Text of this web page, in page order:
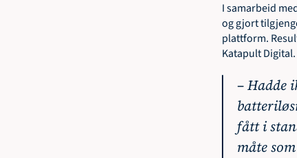
I samarbeid
og gjort
plattform.
Katapult Digital.
– Hadde
fått i
måte